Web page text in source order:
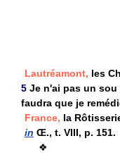
Lautréamont, les
5 Je n'ai pas un
faudra que je
France, la
in Œ., t. VIII, p. 151.
❖